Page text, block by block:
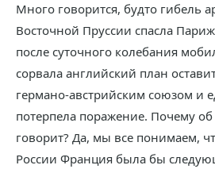
Много говорится, будто гибель
Восточной Пруссии спасла
после суточного колебания
сорвала английский план
германо-австрийским союзом и
потерпела поражение. Почему
говорит? Да, мы все понимаем,
России Франция была бы